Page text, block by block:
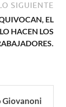
SIGUIENTE
EL
HACEN LOS
Giovanoni